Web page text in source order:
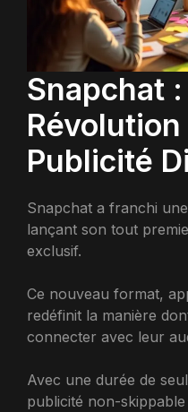
Snapchat
Publicité
Snapchat a franchi
lançant son tout
exclusif.
Ce nouveau format,
redéfinit la manière
connecter avec leur
Avec une durée de
publicité non-skippable